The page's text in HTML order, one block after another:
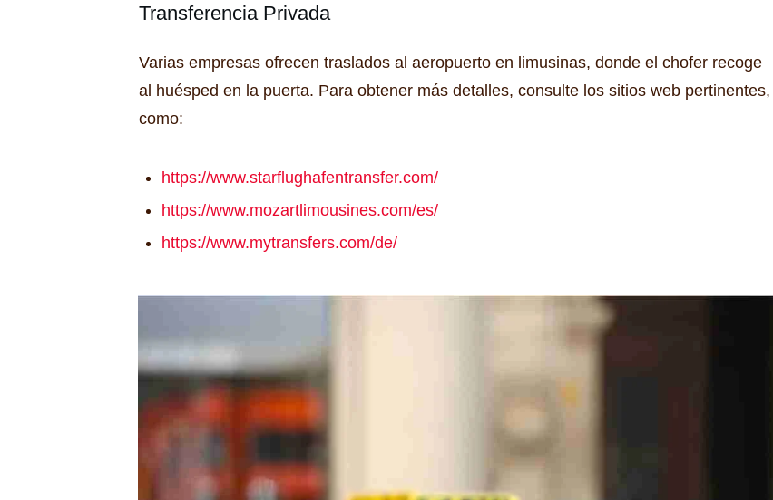
Transferencia Privada
Varias empresas ofrecen traslados al aeropuerto en limusinas, donde el chofer recoge
al huésped en la puerta. Para obtener más detalles, consulte los sitios web pertinentes,
como:
https://www.starflughafentransfer.com/
https://www.mozartlimousines.com/es/
https://www.mytransfers.com/de/